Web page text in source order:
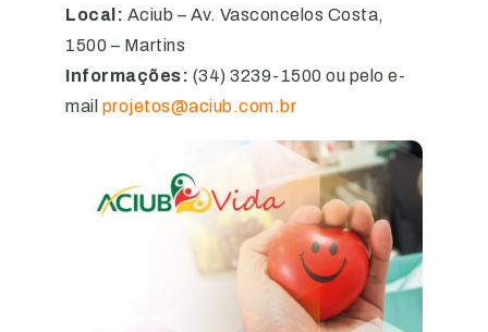
Local: Aciub – Av. Vasconcelos Costa,
1500 – Martins
Informações: (34) 3239-1500 ou pelo e-
mail projetos@aciub.com.br